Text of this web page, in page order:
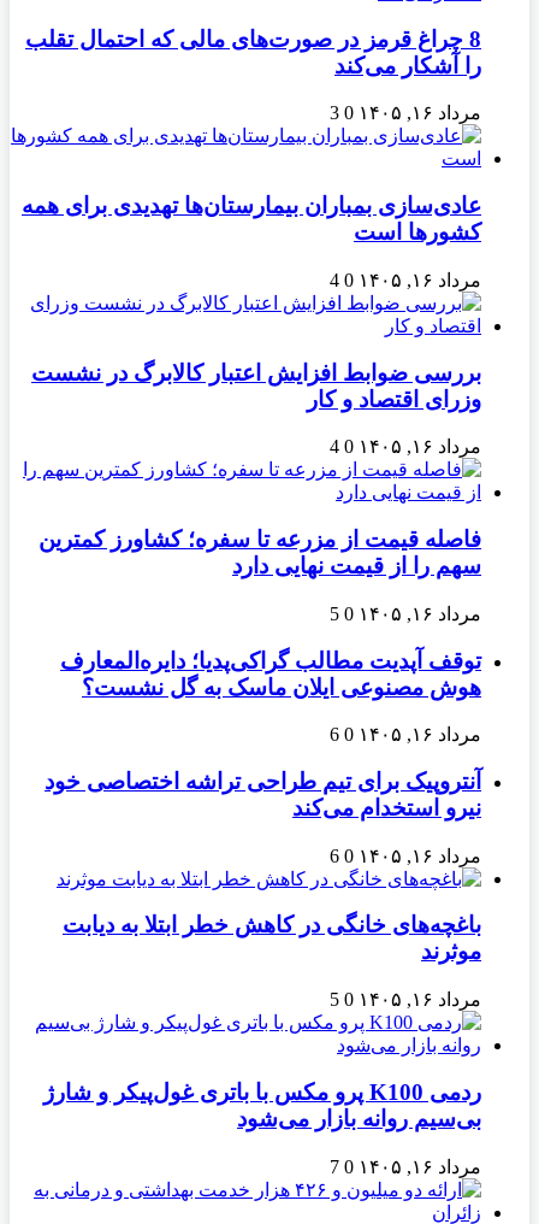
8 چراغ قرمز در صورت‌های مالی که احتمال تقلب
را آشکار می‌کند
مرداد ۱۶, ۱۴۰۵ 0
3
عادی‌سازی بمباران بیمارستان‌ها تهدیدی برای همه
کشورها است
مرداد ۱۶, ۱۴۰۵ 0
4
بررسی ضوابط افزایش اعتبار کالابرگ در نشست
وزرای اقتصاد و کار
مرداد ۱۶, ۱۴۰۵ 0
4
فاصله قیمت از مزرعه تا سفره؛ کشاورز کمترین
سهم را از قیمت نهایی دارد
مرداد ۱۶, ۱۴۰۵ 0
5
توقف آپدیت مطالب گراکی‌پدیا؛ دایره‌المعارف
هوش مصنوعی ایلان ماسک به گل نشست؟
مرداد ۱۶, ۱۴۰۵ 0
6
آنتروپیک برای تیم طراحی تراشه اختصاصی خود
نیرو استخدام می‌کند
مرداد ۱۶, ۱۴۰۵ 0
6
باغچه‌های خانگی در کاهش خطر ابتلا به دیابت
موثرند
مرداد ۱۶, ۱۴۰۵ 0
5
ردمی K100 پرو مکس با باتری غول‌پیکر و شارژ
بی‌سیم روانه بازار می‌شود
مرداد ۱۶, ۱۴۰۵ 0
7